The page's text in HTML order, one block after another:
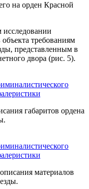
на орден Красной
исследовании
объекта требованиям
представленным в
двора (рис. 5).
габаритов ордена
материалов